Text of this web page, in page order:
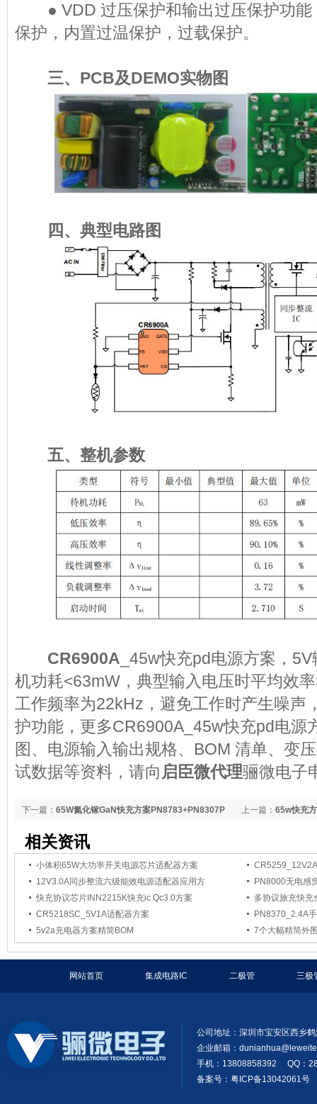
● VDD 过压保护和输出过压保护功能
保护，内置过温保护，过载保护。
三、PCB及DEMO实物图
四、典型电路图
五、整机参数
CR6900A _45w快充pd电源方案，
机功耗<63mW，典型输入电压时平均效
工作频率为22kHz，避免工作时产生噪声
护功能，更多CR6900A_45w快充pd电源
图、电源输入输出规格、BOM 清单、变
试数据等资料，请向 启臣微代理骊微电子
上一篇： 65w快充
下一篇： 65W氮化镓GaN快充方案PN8783+PN8307P
相关资讯
小体积65W大功率开关电源芯片适配器方案
12V3.0A同步整流六级能效电源适配器应用方
PN8000无电感
快充协议芯片INN2215K快充ic Qc3.0方案
多协议旅充快充
CR5218SC_5V1A适配器方案
PN8370_2.4A
5v2a充电器方案精简BOM
7个大幅精简外
网站首页 集成电路IC 二极管 三极
公司地址：深圳市宝安区西乡
企业邮箱：
手机：13808858392 QQ：
备案号：粤ICP备13042061号